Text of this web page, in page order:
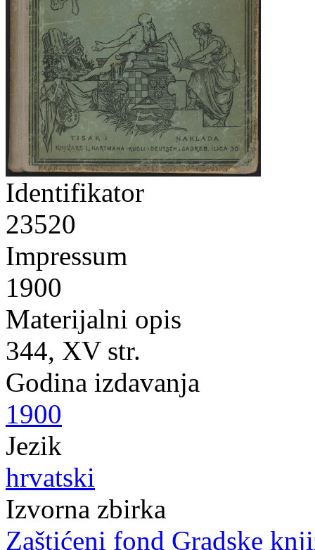
Identifikator
23520
Impressum
1900
Materijalni opis
344, XV str.
Godina izdavanja
1900
Jezik
hrvatski
Izvorna zbirka
Zaštićeni fond Gradske